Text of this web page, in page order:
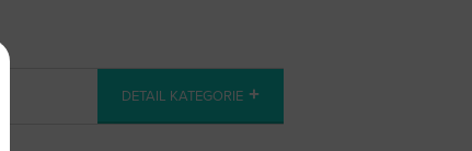
DETAIL KATEGORIE